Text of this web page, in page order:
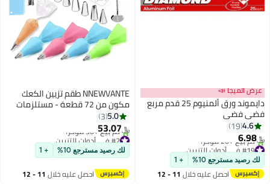
عرض الميجا 📣
دايموند ورق ألمنيوم 25 قدم مربع
فضي فضي
4.6
19
﷼‏6.98
#19 في أدوات التزيين
أقل سعر في 7 يوم
تم بيع +20 مؤخرًا
#19 في أدوات التزيين
لك رصيد مسترجع 10% + 1
احصل عليه خلال 11 - 12
NNEWVANTE طقم تزيين الكعك
مكون من 72 قطعة - مستلزمات
الخبز مع عصا التزيين، عصا المعجنات،
ملعقة التزيين، موصل فوهة الأنابيب
- أدوات الخبز والمعجنات DIY
5.0
3
﷼‏53.07
#2 في أدوات التزيين
أقل سعر في 7 يوم
تم بيع +30 مؤخرًا
#2 في أدوات التزيين
لك رصيد مسترجع 10% + 1
احصل عليه خلال 11 - 12